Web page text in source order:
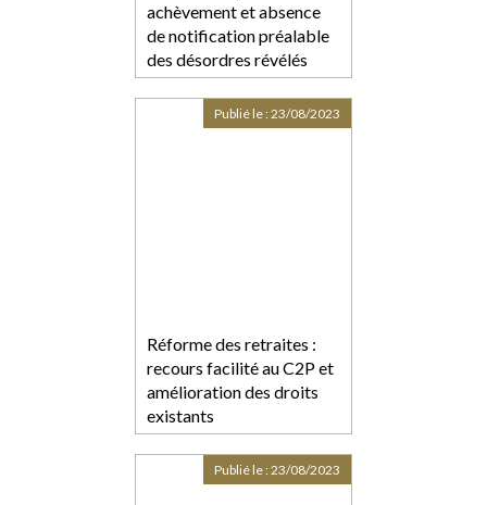
achèvement et absence
de notification préalable
des désordres révélés
postérieurement à la
réception
Réforme des retraites :
recours facilité au C2P et
amélioration des droits
existants
Publié le :23/08/2023
Publié le :23/08/2023